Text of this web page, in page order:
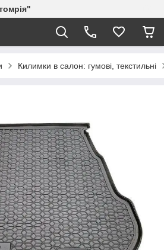
Килимки в салон: гумові, текстильні